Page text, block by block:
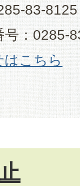
83-8125
：0285-
はこちら